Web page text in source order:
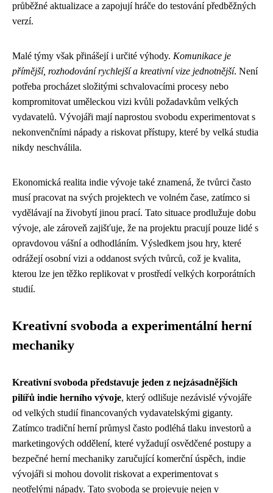
průběžné aktualizace a zapojují hráče do testování předběžných
verzí.
Malé týmy však přinášejí i určité výhody. Komunikace je
přímější, rozhodování rychlejší a kreativní vize jednotnější. Není
potřeba procházet složitými schvalovacími procesy nebo
kompromitovat uměleckou vizi kvůli požadavkům velkých
vydavatelů. Vývojáři mají naprostou svobodu experimentovat s
nekonvenčními nápady a riskovat přístupy, které by velká studia
nikdy neschválila.
Ekonomická realita indie vývoje také znamená, že tvůrci často
musí pracovat na svých projektech ve volném čase, zatímco si
vydělávají na živobytí jinou prací. Tato situace prodlužuje dobu
vývoje, ale zároveň zajišťuje, že na projektu pracují pouze lidé s
opravdovou vášní a odhodláním. Výsledkem jsou hry, které
odrážejí osobní vizi a oddanost svých tvůrců, což je kvalita,
kterou lze jen těžko replikovat v prostředí velkých korporátních
studií.
Kreativní svoboda a experimentální herní
mechaniky
Kreativní svoboda představuje jeden z nejzásadnějších
pilířů indie herního vývoje, který odlišuje nezávislé vývojáře
od velkých studií financovaných vydavatelskými giganty.
Zatímco tradiční herní průmysl často podléhá tlaku investorů a
marketingových oddělení, které vyžadují osvědčené postupy a
bezpečné herní mechaniky zaručující komerční úspěch, indie
vývojáři si mohou dovolit riskovat a experimentovat s
neotřelými nápady. Tato svoboda se projevuje nejen v